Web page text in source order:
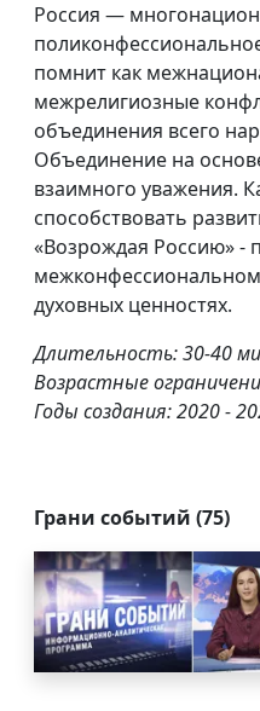
Россия —
помнит как
межрелигиозные
объединения всего
Объединение на
взаимного уважения.
способствовать
«Возрождая Россию» -
духовных ценностях.
Длительность: 30-40
Возрастные
Годы создания: 2020 -
Грани событий (75)